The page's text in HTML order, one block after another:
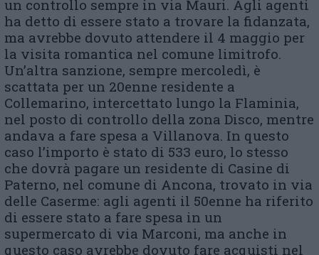
un controllo sempre in via Mauri. Agli agenti
ha detto di essere stato a trovare la fidanzata,
ma avrebbe dovuto attendere il 4 maggio per
la visita romantica nel comune limitrofo.
Un’altra sanzione, sempre mercoledì, è
scattata per un 20enne residente a
Collemarino, intercettato lungo la Flaminia,
nel posto di controllo della zona Disco, mentre
andava a fare spesa a Villanova. In questo
caso l’importo è stato di 533 euro, lo stesso
che dovrà pagare un residente di Casine di
Paterno, nel comune di Ancona, trovato in via
delle Caserme: agli agenti il 50enne ha riferito
di essere stato a fare spesa in un
supermercato di via Marconi, ma anche in
questo caso avrebbe dovuto fare acquisti nel